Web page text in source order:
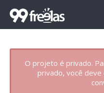
O projeto é privado.
privado, você